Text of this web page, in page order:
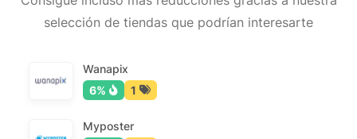
selección de tiendas que podrían interesarte
Wanapix
6%
1
Myposter